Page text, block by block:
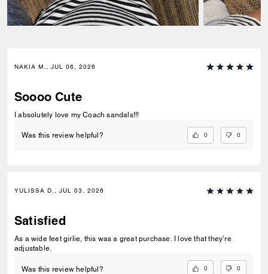
NAKIA M., JUL 06, 2026
Soooo Cute
I absolutely love my Coach sandals!!!
Was this review helpful? 0 0
YULISSA D., JUL 03, 2026
Satisfied
As a wide feet girlie, this was a great purchase. I love that they’re
adjustable.
Was this review helpful? 0 0